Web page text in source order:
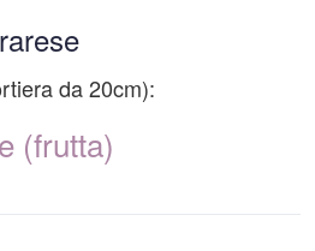
da 20cm):
(frutta)